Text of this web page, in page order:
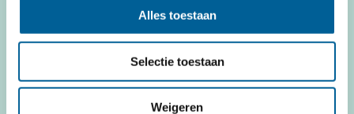
Alles toestaan
Selectie toestaan
Weigeren
Dit is mijn vlucht